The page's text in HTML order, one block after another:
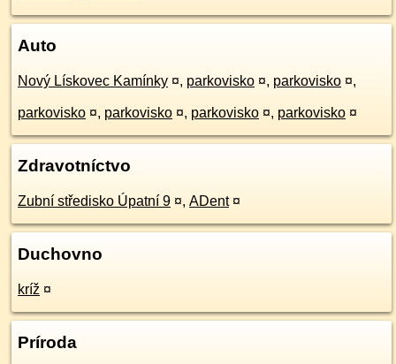
Auto
Nový Lískovec Kamínky ¤, parkovisko ¤, parkovisko ¤,
parkovisko ¤, parkovisko ¤, parkovisko ¤, parkovisko ¤
Zdravotníctvo
Zubní středisko Úpatní 9 ¤, ADent ¤
Duchovno
kríž ¤
Príroda